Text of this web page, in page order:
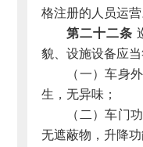
格注册的人员运营
第二十二条
貌、设施设备应当
（一）车身
生，无异味；
（二）车门
无遮蔽物，升降功